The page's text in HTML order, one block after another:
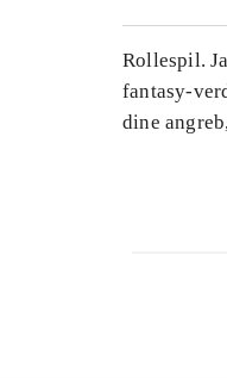
Rollespil.
fantasy-
dine